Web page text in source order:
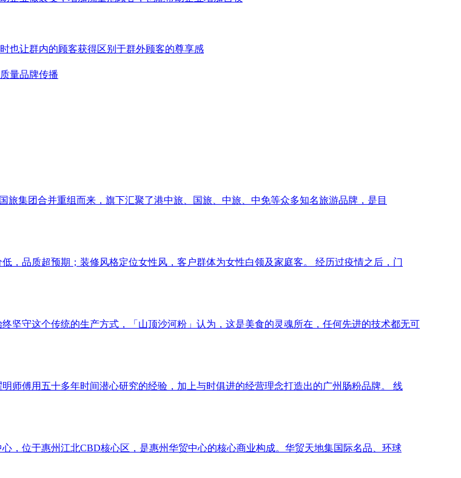
也让群内的顾客获得区别于群外顾客的尊享感
量品牌传播
集团合并重组而来，旗下汇聚了港中旅、国旅、中旅、中免等众多知名旅游品牌，是目
，品质超预期；装修风格定位⼥性风，客户群体为⼥性⽩领及家庭客。 经历过疫情之后，门
坚守这个传统的生产方式，「山顶沙河粉」认为，这是美食的灵魂所在，任何先进的技术都无可
师傅用五十多年时间潜心研究的经验，加上与时俱进的经营理念打造出的广州肠粉品牌。 线
，位于惠州江北CBD核心区，是惠州华贸中心的核心商业构成。华贸天地集国际名品、环球